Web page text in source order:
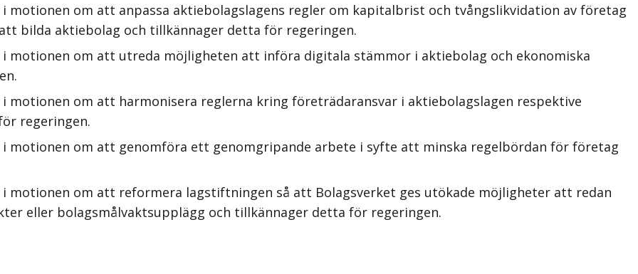
motionen om att anpassa aktiebolagslagens regler om kapitalbrist och tvångslikvidation av företag
bilda aktiebolag och tillkännager detta för regeringen.
i motionen om att utreda möjligheten att införa digitala stämmor i aktiebolag och ekonomiska
motionen om att harmonisera reglerna kring företrädaransvar i aktiebolagslagen respektive
regeringen.
i motionen om att genomföra ett genomgripande arbete i syfte att minska regelbördan för företag
motionen om att reformera lagstiftningen så att Bolagsverket ges utökade möjligheter att redan
eller bolagsmålvaktsupplägg och tillkännager detta för regeringen.